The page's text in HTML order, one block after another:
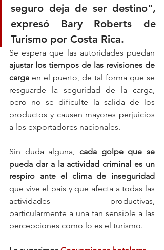
seguro deja de ser destino",
expresó Bary Roberts de
Turismo por Costa Rica.
ajustar los tiempos de las revisiones de
carga en el puerto, de tal forma que se
resguarde la seguridad de la carga,
pero no se dificulte la salida de los
productos y causen mayores perjuicios
a los exportadores nacionales.
Sin duda alguna, cada golpe que se
pueda dar a la actividad criminal es un
respiro ante el clima de inseguridad
que vive el país y que afecta a todas las
actividades productivas,
particularmente a una tan sensible a las
percepciones como lo es el turismo.